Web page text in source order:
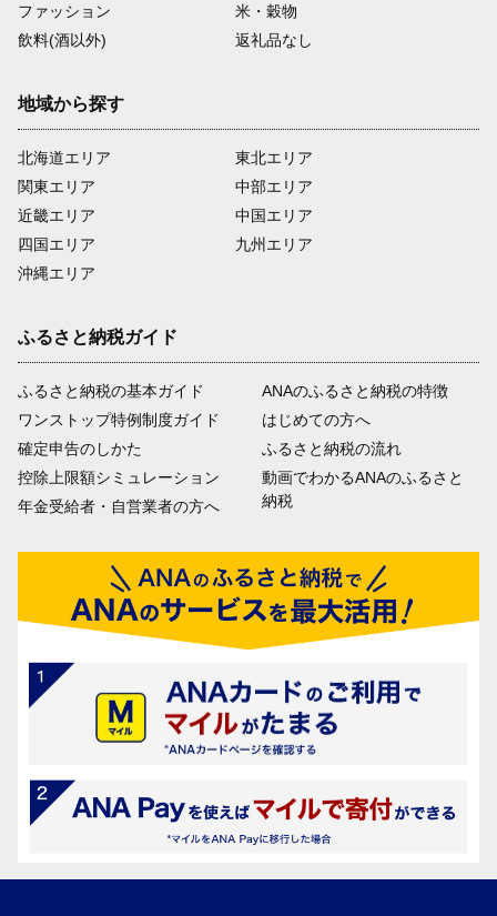
ファッション
米・穀物
飲料(酒以外)
返礼品なし
地域から探す
北海道エリア
関東エリア
近畿エリア
四国エリア
沖縄エリア
東北エリア
中部エリア
中国エリア
九州エリア
ふるさと納税ガイド
ふるさと納税の基本ガイド
ワンストップ特例制度ガイド
確定申告のしかた
控除上限額シミュレーション
年金受給者・自営業者の方へ
ANAのふるさと納税の特徴
はじめての方へ
ふるさと納税の流れ
動画でわかるANAのふるさと
納税